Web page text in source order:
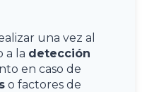
una vez al
a la detección
en caso de
o factores de